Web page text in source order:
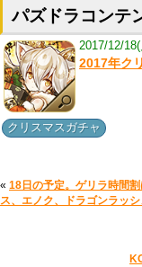
パズドラコンテ
2017/12/
2017年ク
クリスマスガチャ
« 18日の予定。ゲリラ時間
ス、エノク、ドラゴンラッシ